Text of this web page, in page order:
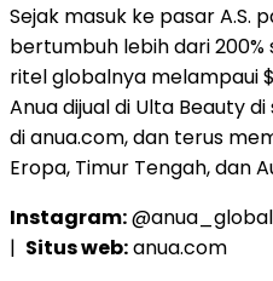
Sejak masuk ke pasar A.S.
bertumbuh lebih dari
ritel globalnya melampaui
Anua dijual di Ulta Beauty di
di anua.com, dan terus
Eropa, Timur Tengah, dan
Instagram:
| Situs web:anua.com